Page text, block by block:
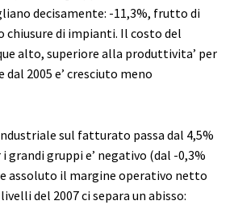
decisamente: -11,3%, frutto di
chiusure di impianti. Il costo del
alto, superiore alla produttivita’ per
dal 2005 e’ cresciuto meno
sul fatturato passa dal 4,5%
i grandi gruppi e’ negativo (dal -0,3%
assoluto il margine operativo netto
del 2007 ci separa un abisso: